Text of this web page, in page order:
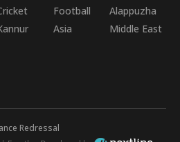
Football
Alappuzha
Asia
Middle East
Redressal